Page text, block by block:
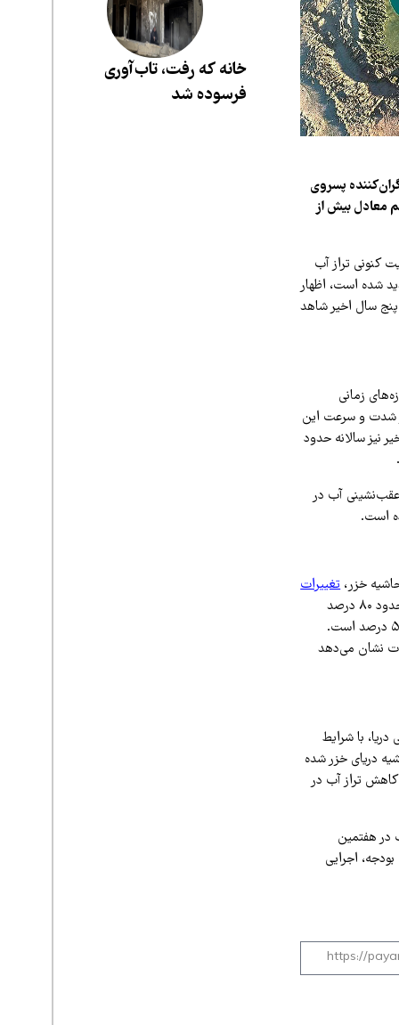
پسروی
معادل بیش از
کنونی تراز آب
شده است، اظهار
کاهش یافته بود، اما در پنج سال اخیر شاهد
زمانی
شدت و سرعت این
سالانه حدود یک تا دو سانتی‌متر بود و در بازه ۲۵ ساله اخیر نیز سالانه حدود
عقب‌نشینی آب در
است.
خزر،تغییرات
، افزایش دما و در نتیجه افزایش تبخیر، اصلی‌ترین عوامل این وضعیت هستند. وی افزود که حدود ۸۰ درصد
ورودی آب دریای خزر توسط رودخانه ولگا تأمین می‌شود و سهم ایران از ورودی رودخانه‌ای تنها حدود ۵ درصد است.
نشان می‌دهد
با شرایط
دریای خزر شده
کاهش تراز آب در
در هفتمین
بودجه، اجرایی
خانه که رفت، تاب‌آوری
فرسوده شد